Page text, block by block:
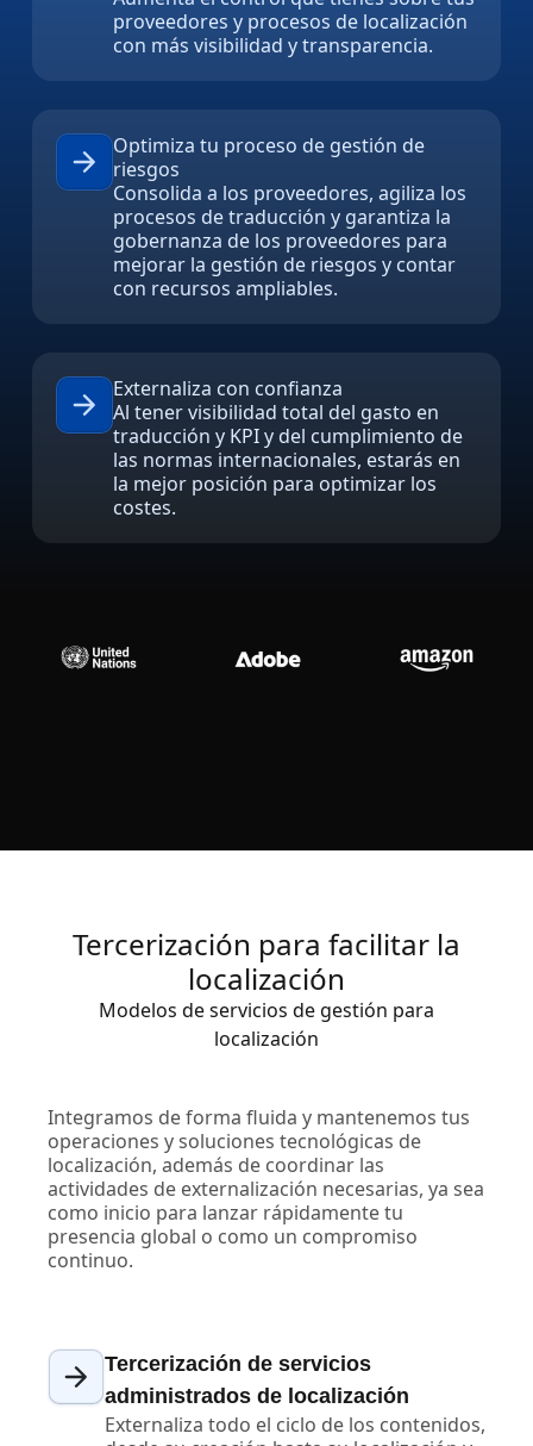
Servicios de Datos
Todas las soluciones
Soluciones por Industria
Ciencias de la Vida
Finanzas
Conoce a Lia
Traducción de IA rápida, inteligente y escalable
Dominar la traducción con IA para marcas
Construye tu futuro con nosotros
proveedores y procesos de localización
con más visibilidad y transparencia.
Optimiza tu proceso de gestión de
riesgos
Consolida a los proveedores, agiliza los
procesos de traducción y garantiza la
gobernanza de los proveedores para
mejorar la gestión de riesgos y contar
con recursos ampliables.
Externaliza con confianza
Al tener visibilidad total del gasto en
traducción y KPI y del cumplimiento de
las normas internacionales, estarás en
la mejor posición para optimizar los
costes.
Tercerización para facilitar la
localización
Modelos de servicios de gestión para
localización
Integramos de forma fluida y mantenemos tus
operaciones y soluciones tecnológicas de
localización, además de coordinar las
actividades de externalización necesarias, ya sea
como inicio para lanzar rápidamente tu
presencia global o como un compromiso
continuo.
Tercerización de servicios
administrados de localización
Externaliza todo el ciclo de los contenidos,